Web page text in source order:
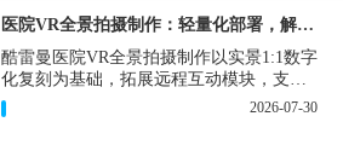
医院VR全景拍摄制作：轻量化部署，解决医患真实痛点
酷雷曼医院VR全景拍摄制作以实景1:1数字
化复刻为基础，拓展远程互动模块，支持
定制，轻量化搭建部署，可挂载在公众
号、官网等线上平台。
2026-07-30